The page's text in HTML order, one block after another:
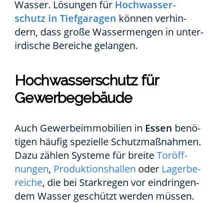
Was­ser. Lösun­gen für Hoch­was­ser­
schutz in Tief­ga­ra­gen kön­nen ver­hin­
dern, dass gro­ße Was­ser­men­gen in unter­
ir­di­sche Berei­che gelan­gen.
Hoch­was­ser­schutz für
Gewer­be­ge­bäu­de
Auch Gewer­be­im­mo­bi­li­en in Essen benö­
ti­gen häu­fig spe­zi­el­le Schutz­maß­nah­men.
Dazu zäh­len Sys­te­me für brei­teTor­öff­
nun­gen, Pro­duk­ti­ons­hal­len oder Lager­be­
rei­che, die bei Stark­re­gen vor ein­drin­gen­
dem Was­ser geschützt wer­den müs­sen.